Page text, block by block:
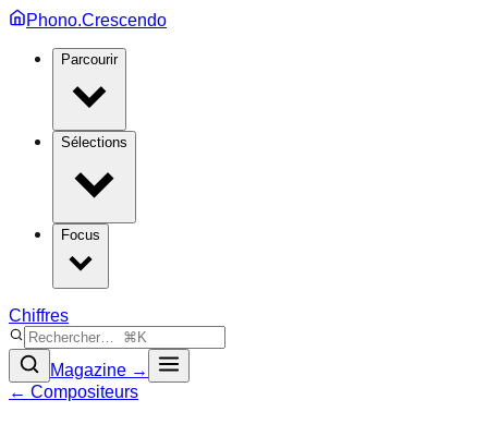
Phono.Crescendo
Parcourir
Sélections
Focus
Chiffres
Magazine →
← Compositeurs